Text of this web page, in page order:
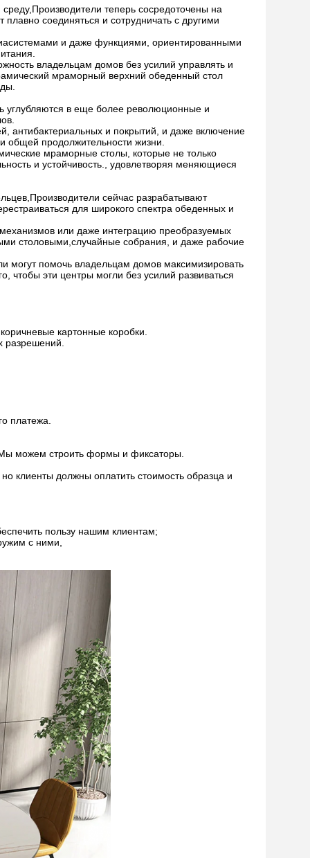
теперь сосредоточены на
соединяться и сотрудничать с другими
и даже функциями, ориентированными
владельцам домов без усилий управлять и
мраморный верхний обеденный стол
углубляются в еще более революционные и
антибактериальных и покрытий, и даже включение
общей продолжительности жизни.
мраморные столы, которые не только
и устойчивость., удовлетворяя меняющиеся
сейчас разрабатывают
для широкого спектра обеденных и
или даже интеграцию преобразуемых
столовыми,случайные собрания, и даже рабочие
могут помочь владельцам домов максимизировать
чтобы эти центры могли без усилий развиваться
картонные коробки.
платежа.
можем строить формы и фиксаторы.
клиенты должны оплатить стоимость образца и
пользу нашим клиентам;
с ними,